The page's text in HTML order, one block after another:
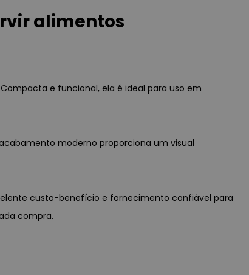
alimentos
e funcional, ela é ideal para uso em
moderno proporciona um visual
custo-benefício e fornecimento confiável para
compra.